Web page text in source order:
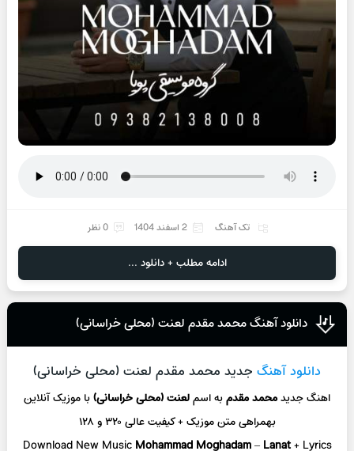
تک آهنگ 2 اسفند 1404 0 نظر
ادامه مطلب + دانلود ...
دانلود آهنگ محمد مقدم لعنت (محلی خراسانی)
دانلود آهنگ جدید محمد مقدم لعنت (محلی خراسانی)
اهنگ جدیدمحمد مقدمبه اسملعنت (محلی خراسانی)با موزیک آنلاین
بهمراهی متن موزیک + کیفیت عالی ۳۲۰ و ۱۲۸
Download New Music Mohammad Moghadam–Lanat+ Lyrics